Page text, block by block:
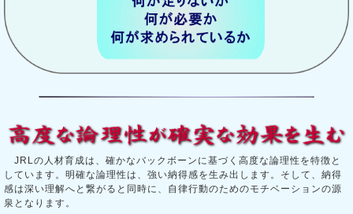
JRLの人材育成は、確かなバックボーンに基づく高度な論理性を特徴と
しています。明確な論理性は、強い納得感を生み出します。そして、納得
感は深い理解へと繋がると同時に、自律行動のためのモチベーションの源
泉となります。